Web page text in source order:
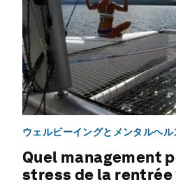
ウェルビーイングとメンタルヘル
Quel management
stress de la rentrée